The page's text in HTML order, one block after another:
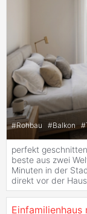
#Rohbau #Balkon #
perfekt
beste aus zwei
Minuten in der
direkt vor der